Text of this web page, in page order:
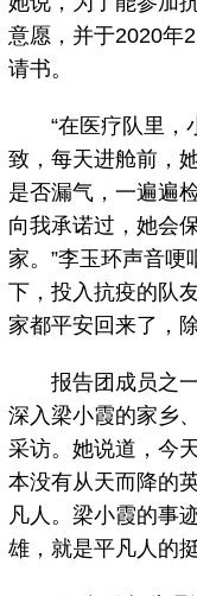
意愿，并于2020年
请书。
“在医疗队里，
致，每天进舱前，
是否漏气，一遍遍
向我承诺过，她会
家。”李玉环声音哽
下，投入抗疫的队
家都平安回来了，
报告团成员之一
深入梁小霞的家乡
采访。她说道，今
本没有从天而降的
凡人。梁小霞的事
雄，就是平凡人的